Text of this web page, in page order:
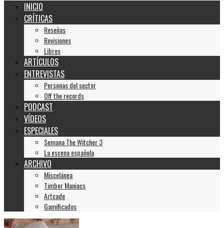
INICIO
CRÍTICAS
Reseñas
Revisiones
Libros
ARTÍCULOS
ENTREVISTAS
Personas del sector
Off the records
PODCAST
VÍDEOS
ESPECIALES
Semana The Witcher 3
La escena española
ARCHIVO
Miscelánea
Timber Maniacs
Artcade
Gamificados